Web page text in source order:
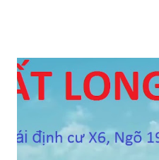
564 Nguyễn Văn Cừ, Gia Thụy,
11m, chia 3 suất, hướng Đông
thương lượng 4. CẦN BÁN
Thanh Trì, mặt hồ rộng 2ha,
hướng Tây Nam, SĐCC, giá